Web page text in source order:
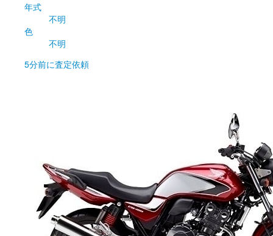
年式
不明
色
不明
5分前に査定依頼